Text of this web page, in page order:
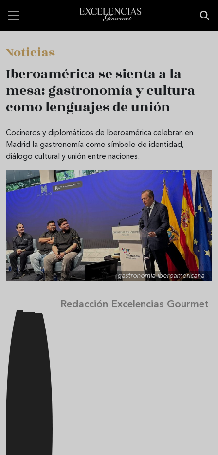
Noticias
Iberoamérica se sienta a la
mesa: gastronomía y cultura
como lenguajes de unión
Cocineros y diplomáticos de Iberoamérica celebran en
Madrid la gastronomía como símbolo de identidad,
diálogo cultural y unión entre naciones.
gastronomía iberoamericana
Redacción Excelencias Gourmet